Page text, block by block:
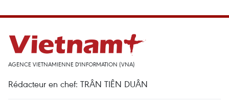
AGENCE VIETNAMIENNE D'INFORMATION (VNA)
Rédacteur en chef: TRÂN TIÊN DUÂN